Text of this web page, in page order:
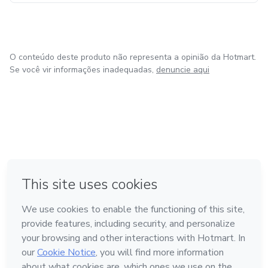
O conteúdo deste produto não representa a opinião da Hotmart.
Se você vir informações inadequadas, denuncie aqui
Feito com ❤ na Cidade do México
Conheça a Hotmart